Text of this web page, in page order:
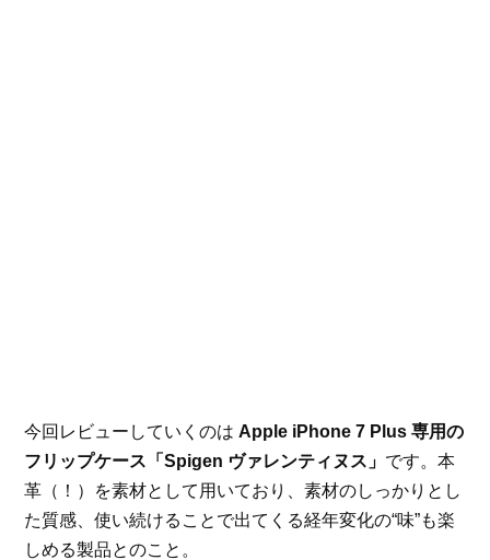
今回レビューしていくのはApple iPhone 7 Plus 専用の
フリップケース「Spigen ヴァレンティヌス」 です。本
革（！）を素材として用いており、素材のしっかりとし
た質感、使い続けることで出てくる経年変化の“味”も楽
しめる製品とのこと。